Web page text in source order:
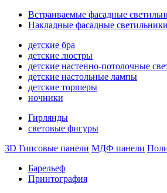
Встраиваемые фасадные
Накладные фасадные светильники
детские бра
детские люстры
детские настенно-потолочные
детские настольные лампы
детские торшеры
ночники
Гирлянды
световые фигуры
3D Гипсовые панели МДФ панели
Барельеф
Принтография